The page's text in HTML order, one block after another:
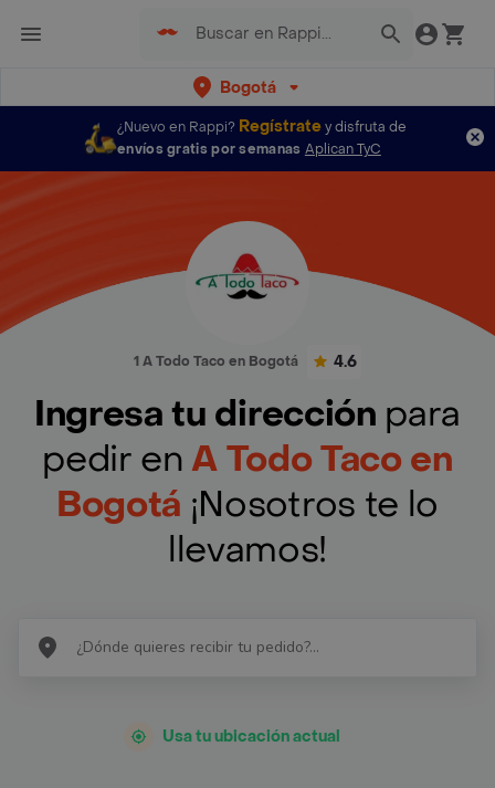
Bogotá
¿Nuevo en Rappi? Regístratey disfruta de
envíos gratis por semanas Aplican TyC
1 A Todo Taco en Bogotá 4.6
Ingresa tu dirección para
pedir enA Todo Taco en
Bogotá ¡Nosotros te lo
llevamos!
Usa tu ubicación actual